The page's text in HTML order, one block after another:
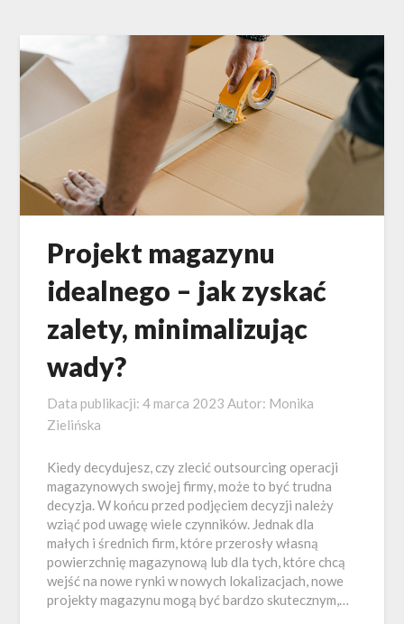
Projekt magazynu
idealnego – jak zyskać
zalety, minimalizując
wady?
Data publikacji:4 marca 2023 Autor: Monika
Zielińska
Kiedy decydujesz, czy zlecić outsourcing operacji
magazynowych swojej firmy, może to być trudna
decyzja. W końcu przed podjęciem decyzji należy
wziąć pod uwagę wiele czynników. Jednak dla
małych i średnich firm, które przerosły własną
powierzchnię magazynową lub dla tych, które chcą
wejść na nowe rynki w nowych lokalizacjach, nowe
projekty magazynu mogą być bardzo skutecznym,…